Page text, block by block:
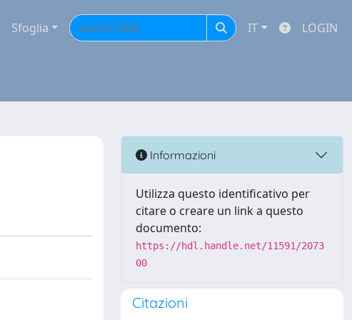
Sfoglia IT LOGIN
Informazioni
Utilizza questo identificativo per
citare o creare un link a questo
documento:
https://hdl.handle.net/11591/2073
00
Citazioni